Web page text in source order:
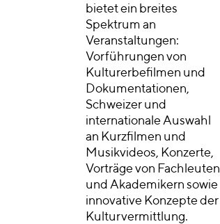
bietet ein breites
Spektrum an
Veranstaltungen:
Vorführungen von
Kulturerbefilmen und
Dokumentationen,
Schweizer und
internationale Auswahl
an Kurzfilmen und
Musikvideos, Konzerte,
Vorträge von Fachleuten
und Akademikern sowie
innovative Konzepte der
Kulturvermittlung.